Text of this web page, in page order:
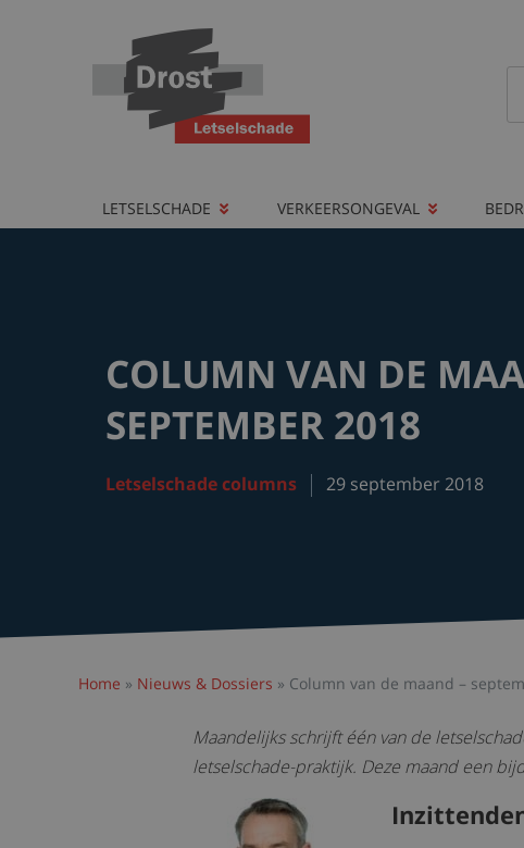
LETSELSCHADE VERKEERSONGEVAL
COLUMN VAN DE
SEPTEMBER 2018
Letselschade columns 29 september 2018
Home » Nieuws & Dossiers » Column van de maand –
Maandelijks schrijft één van de
letselschade-praktijk. Deze maand een